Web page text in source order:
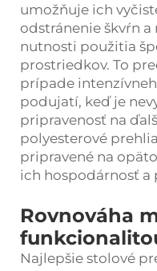
umožňuje ich
odstránenie škvŕn
nutnosti použitia
prostriedkov. To
prípade
podujatí, keď je
pripravenosť na
polyesterové
pripravené na
ich hospodárnosť a
Rovnováha
Najlepšie stolové